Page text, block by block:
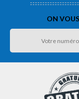
ON